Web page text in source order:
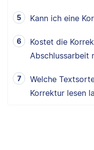
Kann ich eine
Kostet die
Abschlussarbeit
Welche
Korrektur lesen